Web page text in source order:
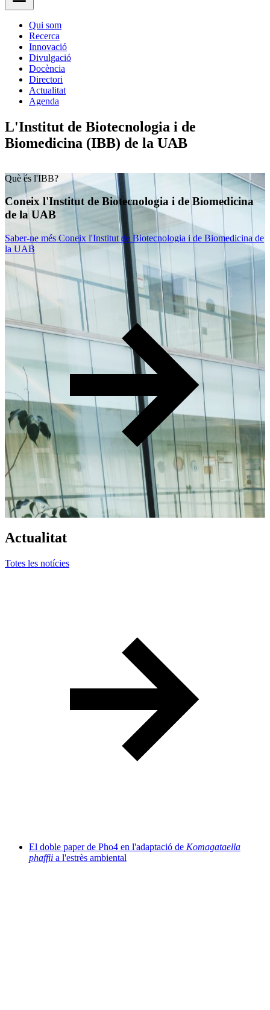
Qui som
Recerca
Innovació
Divulgació
Docència
Directori
Actualitat
Agenda
L'Institut de Biotecnologia i de
Biomedicina (IBB) de la UAB
Què és l'IBB?
Coneix l'Institut de Biotecnologia i de Biomedicina
de la UAB
Saber-ne més Coneix l'Institut de Biotecnologia i de Biomedicina de
la UAB
Actualitat
Totes les notícies
El doble paper de Pho4 en l'adaptació de Komagataella
phaffii a l'estrès ambiental